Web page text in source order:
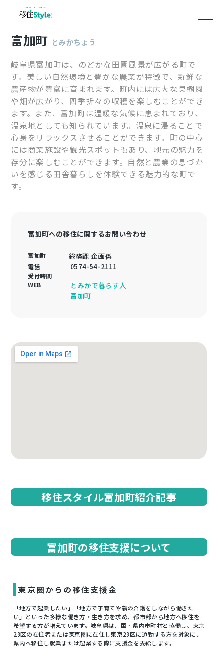
富加町 とみかちょう
岐阜県富加町は、のどかな田園風景が広がる町で
す。美しい自然環境と豊かな農業が特徴で、新鮮な
農産物が豊富に育まれます。町内には広大な果樹園
や畑が広がり、四季折々の収穫を楽しむことができ
ます。また、富加町は温暖な気候に恵まれており、
温泉地としても知られています。温泉に浸ることで
心身をリラックスさせることができます。町の中心
には商業施設や観光スポットもあり、地元の魅力を
存分に楽しむことができます。自然と農業の息づか
いを感じる田舎暮らしを体験できる魅力的な町で
す。
富加町への移住に関するお問い合わせ
富加町 総務課 企画係
電話 0574-54-2111
受付時間
WEB
とみかで暮らす人
富加町
移住スタイル富加町紹介記事
富加町の移住支援について
東京圏からの移住支援金
「地方で起業したい」「地方で子育てや親の介護をしながら働きた
い」といった多様な働き方・生き方を求め、都市部から地方へ移住を
希望する方が増えています。岐阜県は、国・県内市町村と協働し、東京
23区の在住者または東京圏に在住し東京23区に通勤する方を対象に、
県内へ移住し就業または起業する際に支援金を支給します。